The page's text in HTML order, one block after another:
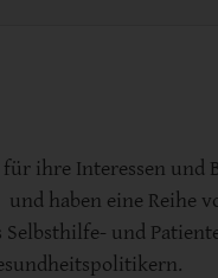
für ihre Interessen
haben eine Reihe
und